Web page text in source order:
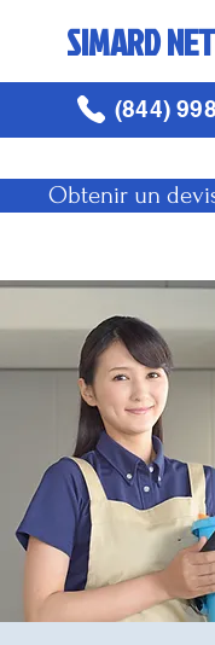
SIMARD
Obtenir un
(844)